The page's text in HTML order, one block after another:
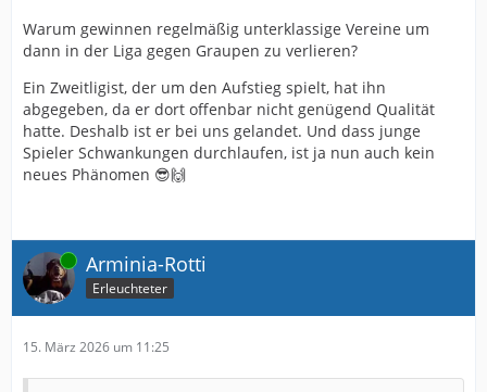
Warum gewinnen regelmäßig unterklassige Vereine um
dann in der Liga gegen Graupen zu verlieren?
Ein Zweitligist, der um den Aufstieg spielt, hat ihn
abgegeben, da er dort offenbar nicht genügend Qualität
hatte. Deshalb ist er bei uns gelandet. Und dass junge
Spieler Schwankungen durchlaufen, ist ja nun auch kein
neues Phänomen 😎🙌
Online Arminia-Rotti
Erleuchteter
15. März 2026 um 11:25